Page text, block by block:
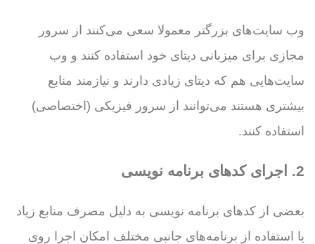
وب سایت‌های بزرگتر معمولا سعی می‌کنند از سرور
مجازی برای میزبانی دیتای خود استفاده کنند و وب
سایت‌هایی هم که دیتای زیادی دارند و نیازمند منابع
بیشتری هستند می‌توانند از سرور فیزیکی (اختصاصی)
استفاده کنند.
2. اجرای کدهای برنامه نویسی
بعضی از کدهای برنامه نویسی به دلیل مصرف منابع زیاد
یا استفاده از برنامه‌های جانبی مختلف امکان اجرا روی